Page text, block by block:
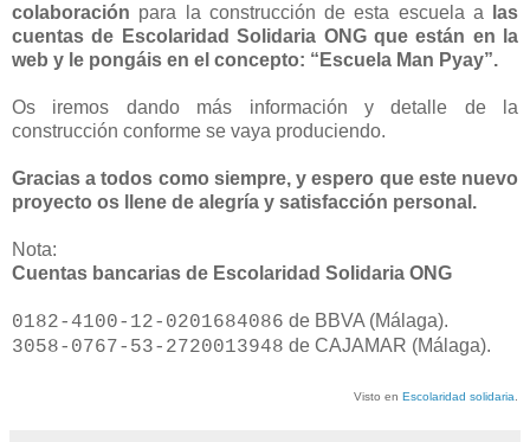
colaboración para la construcción de esta escuela a
las
cuentas de Escolaridad Solidaria ONG que están en la
web y le pongáis en el concepto: “Escuela Man Pyay”.
Os iremos dando más información y detalle de la
construcción conforme se vaya produciendo.
Gracias a todos como siempre, y espero que este nuevo
proyecto os llene de alegría y satisfacción personal.
Nota:
Cuentas bancarias de Escolaridad Solidaria ONG
0182-4100-12-0201684086 de BBVA (Málaga).
3058-0767-53-2720013948 de CAJAMAR (Málaga).
Visto en Escolaridad solidaria